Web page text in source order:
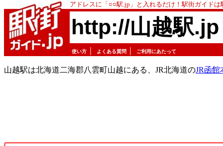
アドレスに「○○駅.jp」と入れるだけ！駅街ガイド
http://山越駅.jp
使い方 よくある質問 ご利用にあたって
山越駅は北海道二海郡八雲町山越にある、JR北海道のJR函館